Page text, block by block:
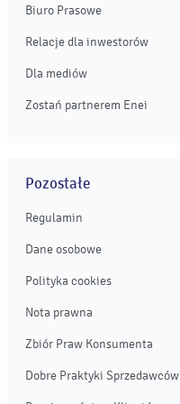
Biuro Prasowe
Relacje dla inwestorów
Dla mediów
Zostań partnerem Enei
Pozostałe
Regulamin
Dane osobowe
Polityka cookies
Nota prawna
Zbiór Praw Konsumenta
Dobre Praktyki Sprzedawców